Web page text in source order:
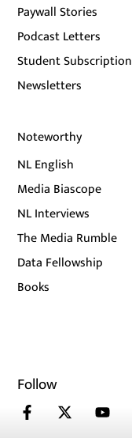
Paywall Stories
Podcast Letters
Student Subscription
Newsletters
Noteworthy
NL English
Media Biascope
NL Interviews
The Media Rumble
Data Fellowship
Books
Follow